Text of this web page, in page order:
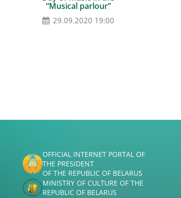
“Musical parlour”
29.09.2020 19:00
OFFICIAL INTERNET PORTAL OF
THE PRESIDENT
OF THE REPUBLIC OF BELARUS
MINISTRY OF CULTURE OF THE
REPUBLIC OF BELARUS